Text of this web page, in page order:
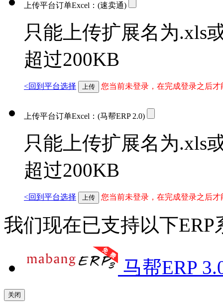
上传平台订单Excel： (速卖通)
只能上传扩展名为.xls
超过200KB
<回到平台选择 上传 您当前未登录，在完成登录之后
上传平台订单Excel： (马帮ERP 2.0)
只能上传扩展名为.xls
超过200KB
<回到平台选择 上传 您当前未登录，在完成登录之后
我们现在已支持以下
马帮ERP
关闭